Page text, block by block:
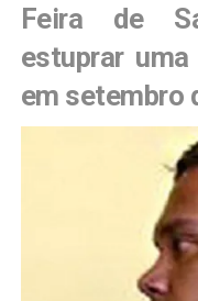
Feira de
estuprar
em setembro